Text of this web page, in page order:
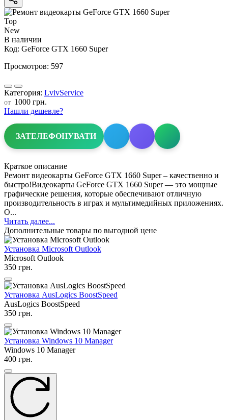
Top
New
В наличии
Код: GeForce GTX 1660 Super
Просмотров: 597
Категория: LvivService
от 1000 грн.
Нашли дешевле?
ЗАТЕЛЕФОНУВАТИ
Краткое описание
Ремонт видеокарты GeForce GTX 1660 Super – качественно и
быстро!Видеокарты GeForce GTX 1660 Super — это мощные
графические решения, которые обеспечивают отличную
производительность в играх и мультимедийных приложениях.
О...
Читать далее...
Дополнительные товары по выгодной цене
Установка Microsoft Outlook
Microsoft Outlook
350 грн.
Установка AusLogics BoostSpeed
AusLogics BoostSpeed
350 грн.
Установка Windows 10 Manager
Windows 10 Manager
400 грн.